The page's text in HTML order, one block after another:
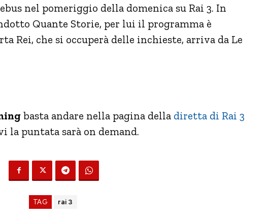
nel pomeriggio della domenica su Rai 3. In
Quante Storie, per lui il programma è
Rei, che si occuperà delle inchieste, arriva da Le
basta andare nella pagina della diretta di Rai 3
la puntata sarà on demand.
TAG rai 3